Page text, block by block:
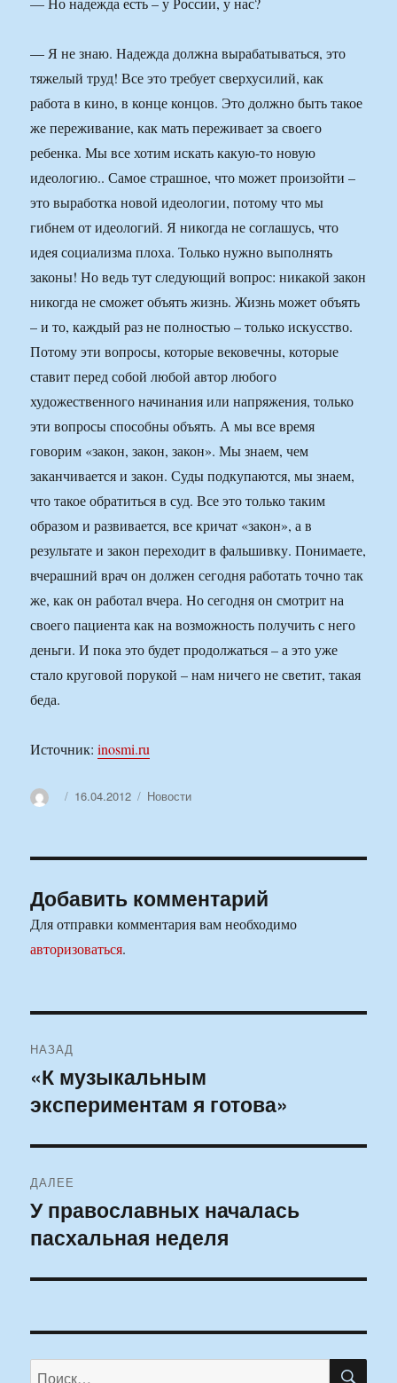
— Я не знаю. Надежда должна вырабатываться, это
тяжелый труд! Все это требует сверхусилий, как
работа в кино, в конце концов. Это должно быть такое
же переживание, как мать переживает за своего
ребенка. Мы все хотим искать какую-то новую
идеологию.. Самое страшное, что может произойти –
это выработка новой идеологии, потому что мы
гибнем от идеологий. Я никогда не соглашусь, что
идея социализма плоха. Только нужно выполнять
законы! Но ведь тут следующий вопрос: никакой закон
никогда не сможет объять жизнь. Жизнь может объять
– и то, каждый раз не полностью – только искусство.
Потому эти вопросы, которые вековечны, которые
ставит перед собой любой автор любого
художественного начинания или напряжения, только
эти вопросы способны объять. А мы все время
говорим «закон, закон, закон». Мы знаем, чем
заканчивается и закон. Суды подкупаются, мы знаем,
что такое обратиться в суд. Все это только таким
образом и развивается, все кричат «закон», а в
результате и закон переходит в фальшивку. Понимаете,
вчерашний врач он должен сегодня работать точно так
же, как он работал вчера. Но сегодня он смотрит на
своего пациента как на возможность получить с него
деньги. И пока это будет продолжаться – а это уже
стало круговой порукой – нам ничего не светит, такая
беда.
Источник:inosmi.ru
АвторОпубликовано
16.04.2012 Рубрики
Новости
Добавить комментарий
Для отправки комментария вам необходимо
авторизоваться.
по
записям
НАЗАД
Предыдущая
запись:
«К музыкальным
экспериментам я готова»
ДАЛЕЕ
Следующая
запись:
У православных началась
пасхальная неделя
Искать: